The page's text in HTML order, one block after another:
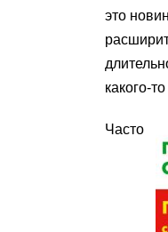
это
какого-
Часто